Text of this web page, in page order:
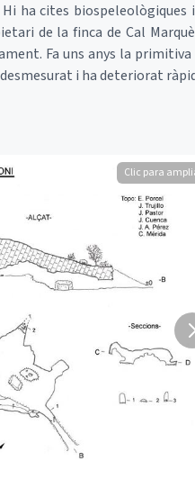
ha cites
de la finca de Cal
Fa uns anys la
i ha deteriorat
Clic para